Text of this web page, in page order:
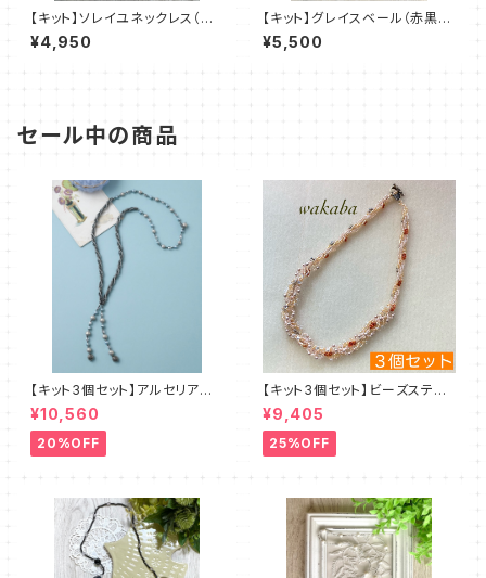
【キット】ソレイユネックレス（黒
系）澤田美子
¥4,950
【キット】グレイスベール（赤黒
系）澤田美子
¥5,500
セール中の商品
【キット3個セット】アルセリア
新川智未
¥10,560
20%OFF
【キット3個セット】ビーズステッ
チキット・エクルー デザイン：
清水理子
¥9,405
25%OFF